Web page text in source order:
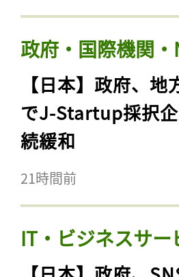
政府・国際機関・
【日本】政府、
でJ-Startup採択
続緩和
21時間前
IT・ビジネスサー